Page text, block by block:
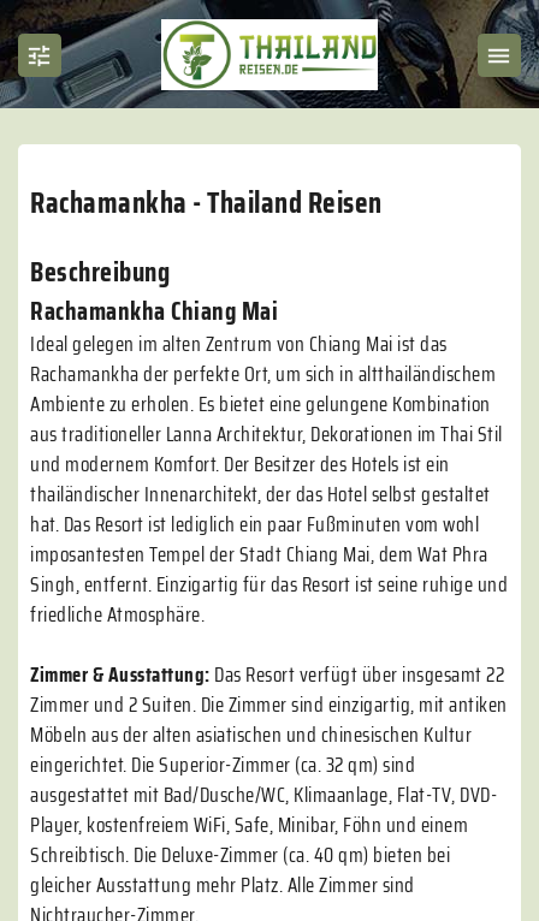
Rachamankha - Thailand Reisen
Beschreibung
Rachamankha Chiang Mai
Ideal gelegen im alten Zentrum von Chiang Mai ist das
Rachamankha der perfekte Ort, um sich in altthailändischem
Ambiente zu erholen. Es bietet eine gelungene Kombination
aus traditioneller Lanna Architektur, Dekorationen im Thai Stil
und modernem Komfort. Der Besitzer des Hotels ist ein
thailändischer Innenarchitekt, der das Hotel selbst gestaltet
hat. Das Resort ist lediglich ein paar Fußminuten vom wohl
imposantesten Tempel der Stadt Chiang Mai, dem Wat Phra
Singh, entfernt. Einzigartig für das Resort ist seine ruhige und
friedliche Atmosphäre.
Zimmer & Ausstattung:Das Resort verfügt über insgesamt 22
Zimmer und 2 Suiten. Die Zimmer sind einzigartig, mit antiken
Möbeln aus der alten asiatischen und chinesischen Kultur
eingerichtet. Die Superior-Zimmer (ca. 32 qm) sind
ausgestattet mit Bad/Dusche/WC, Klimaanlage, Flat-TV, DVD-
Player, kostenfreiem WiFi, Safe, Minibar, Föhn und einem
Schreibtisch. Die Deluxe-Zimmer (ca. 40 qm) bieten bei
gleicher Ausstattung mehr Platz. Alle Zimmer sind